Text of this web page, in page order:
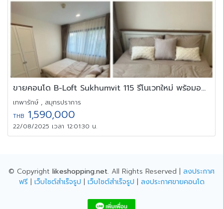
ขายคอนโด B-Loft Sukhumvit 115 รีโนเวทใหม่ พร้อมอยู่ 26 ตรม.
เทพารักษ์ , สมุทรปราการ
THB 1,590,000
22/08/2025 เวลา 12:01:30 น.
© Copyright likeshopping.net. All Rights Reserved | ลงประกาศ
ฟรี| เว็บไซต์สำเร็จรูป | เว็บไซต์สำเร็จรูป | ลงประกาศขายคอนโด